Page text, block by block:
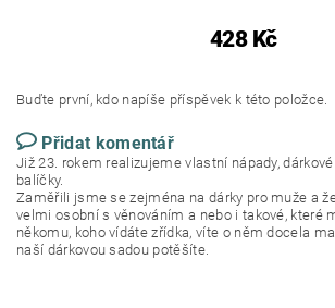
428 Kč
Buďte první, kdo napíše příspěvek k této položce.
Přidat komentář
Již 23. rokem realizujeme vlastní nápady,
balíčky.
Zaměřili jsme se zejména na dárky pro muže a
velmi osobní s věnováním a nebo i takové, které
někomu, koho vídáte zřídka, víte o něm docela
naší dárkovou sadou potěšíte.